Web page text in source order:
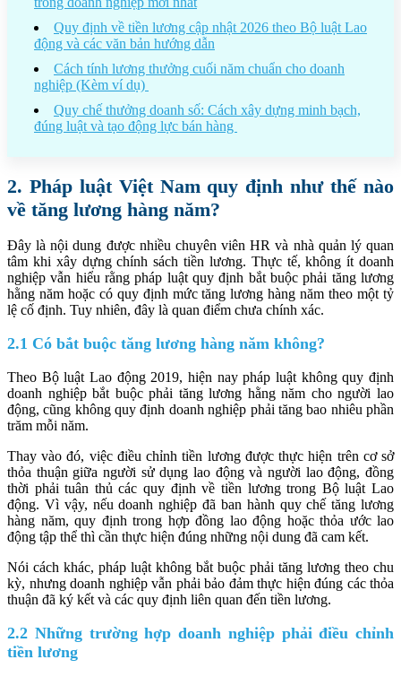
Quy định về tiền lương cập nhật 2026 theo Bộ luật Lao
động và các văn bản hướng dẫn
Cách tính lương thưởng cuối năm chuẩn cho doanh
nghiệp (Kèm ví dụ)
Quy chế thưởng doanh số: Cách xây dựng minh bạch,
đúng luật và tạo động lực bán hàng
2. Pháp luật Việt Nam quy định như thế nào
về tăng lương hàng năm?
Đây là nội dung được nhiều chuyên viên HR và nhà quản lý quan
tâm khi xây dựng chính sách tiền lương. Thực tế, không ít doanh
nghiệp vẫn hiểu rằng pháp luật quy định bắt buộc phải tăng lương
hằng năm hoặc có quy định mức tăng lương hàng năm theo một tỷ
lệ cố định. Tuy nhiên, đây là quan điểm chưa chính xác.
2.1 Có bắt buộc tăng lương hàng năm không?
Theo Bộ luật Lao động 2019, hiện nay pháp luật không quy định
doanh nghiệp bắt buộc phải tăng lương hằng năm cho người lao
động, cũng không quy định doanh nghiệp phải tăng bao nhiêu phần
trăm mỗi năm.
Thay vào đó, việc điều chỉnh tiền lương được thực hiện trên cơ sở
thỏa thuận giữa người sử dụng lao động và người lao động, đồng
thời phải tuân thủ các quy định về tiền lương trong Bộ luật Lao
động. Vì vậy, nếu doanh nghiệp đã ban hành quy chế tăng lương
hàng năm, quy định trong hợp đồng lao động hoặc thỏa ước lao
động tập thể thì cần thực hiện đúng những nội dung đã cam kết.
Nói cách khác, pháp luật không bắt buộc phải tăng lương theo chu
kỳ, nhưng doanh nghiệp vẫn phải bảo đảm thực hiện đúng các thỏa
thuận đã ký kết và các quy định liên quan đến tiền lương.
2.2 Những trường hợp doanh nghiệp phải điều chỉnh
tiền lương